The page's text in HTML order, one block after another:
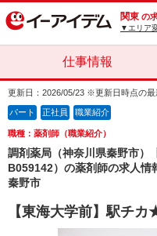
関東 の
▼エリア
仕事情報
更新日：2026/05/23 ※更新日時点の最
パート 正社員 職業紹介
職種：薬剤師（職業紹介）
調剤薬局（神奈川県秦野市）
B059142）の薬剤師の求人情
秦野市
【東海大学前】駅チ